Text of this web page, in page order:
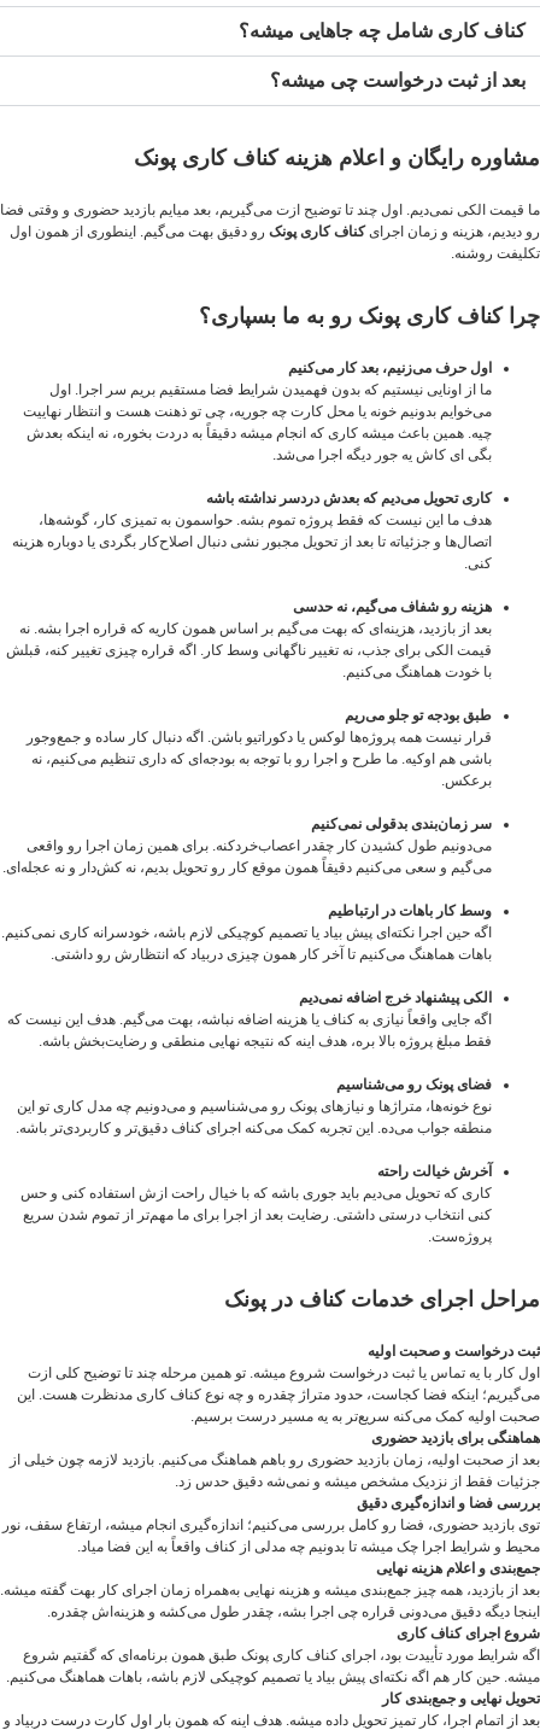
کناف کاری شامل چه جاهایی میشه؟
بعد از ثبت درخواست چی میشه؟
مشاوره رایگان و اعلام هزینه کناف کاری پونک
ما قیمت الکی نمی‌دیم. اول چند تا توضیح ازت می‌گیریم، بعد میایم بازدید حضوری و وقتی فضا
رو دیدیم، هزینه و زمان اجرایکناف کاری پونک رو دقیق بهت می‌گیم. اینطوری از همون اول
تکلیفت روشنه.
چرا کناف کاری پونک رو به ما بسپاری؟
اول حرف می‌زنیم، بعد کار می‌کنیم
ما از اونایی نیستیم که بدون فهمیدن شرایط فضا مستقیم بریم سر اجرا. اول
می‌خوایم بدونیم خونه یا محل کارت چه جوریه، چی تو ذهنت هست و انتظار نهاییت
چیه. همین باعث میشه کاری که انجام میشه دقیقاً به دردت بخوره، نه اینکه بعدش
بگی ای کاش یه جور دیگه اجرا می‌شد.
کاری تحویل می‌دیم که بعدش دردسر نداشته باشه
هدف ما این نیست که فقط پروژه تموم بشه. حواسمون به تمیزی کار، گوشه‌ها،
اتصال‌ها و جزئیاته تا بعد از تحویل مجبور نشی دنبال اصلاح‌کار بگردی یا دوباره هزینه
کنی.
هزینه رو شفاف می‌گیم، نه حدسی
بعد از بازدید، هزینه‌ای که بهت می‌گیم بر اساس همون کاریه که قراره اجرا بشه. نه
قیمت الکی برای جذب، نه تغییر ناگهانی وسط کار. اگه قراره چیزی تغییر کنه، قبلش
با خودت هماهنگ می‌کنیم.
طبق بودجه تو جلو می‌ریم
قرار نیست همه پروژه‌ها لوکس یا دکوراتیو باشن. اگه دنبال کار ساده و جمع‌وجور
باشی هم اوکیه. ما طرح و اجرا رو با توجه به بودجه‌ای که داری تنظیم می‌کنیم، نه
برعکس.
سر زمان‌بندی بدقولی نمی‌کنیم
می‌دونیم طول کشیدن کار چقدر اعصاب‌خردکنه. برای همین زمان اجرا رو واقعی
می‌گیم و سعی می‌کنیم دقیقاً همون موقع کار رو تحویل بدیم، نه کش‌دار و نه عجله‌ای.
وسط کار باهات در ارتباطیم
اگه حین اجرا نکته‌ای پیش بیاد یا تصمیم کوچیکی لازم باشه، خودسرانه کاری نمی‌کنیم.
باهات هماهنگ می‌کنیم تا آخر کار همون چیزی دربیاد که انتظارش رو داشتی.
الکی پیشنهاد خرج اضافه نمی‌دیم
اگه جایی واقعاً نیازی به کناف یا هزینه اضافه نباشه، بهت می‌گیم. هدف این نیست که
فقط مبلغ پروژه بالا بره، هدف اینه که نتیجه نهایی منطقی و رضایت‌بخش باشه.
فضای پونک رو می‌شناسیم
نوع خونه‌ها، متراژها و نیازهای پونک رو می‌شناسیم و می‌دونیم چه مدل کاری تو این
منطقه جواب می‌ده. این تجربه کمک می‌کنه اجرای کناف دقیق‌تر و کاربردی‌تر باشه.
آخرش خیالت راحته
کاری که تحویل می‌دیم باید جوری باشه که با خیال راحت ازش استفاده کنی و حس
کنی انتخاب درستی داشتی. رضایت بعد از اجرا برای ما مهم‌تر از تموم شدن سریع
پروژه‌ست.
مراحل اجرای خدمات کناف در پونک
ثبت درخواست و صحبت اولیه
اول کار با یه تماس یا ثبت درخواست شروع میشه. تو همین مرحله چند تا توضیح کلی ازت
می‌گیریم؛ اینکه فضا کجاست، حدود متراژ چقدره و چه نوع کناف کاری مدنظرت هست. این
صحبت اولیه کمک می‌کنه سریع‌تر به یه مسیر درست برسیم.
هماهنگی برای بازدید حضوری
بعد از صحبت اولیه، زمان بازدید حضوری رو باهم هماهنگ می‌کنیم. بازدید لازمه چون خیلی از
جزئیات فقط از نزدیک مشخص میشه و نمی‌شه دقیق حدس زد.
بررسی فضا و اندازه‌گیری دقیق
توی بازدید حضوری، فضا رو کامل بررسی می‌کنیم؛ اندازه‌گیری انجام میشه، ارتفاع سقف، نور
محیط و شرایط اجرا چک میشه تا بدونیم چه مدلی از کناف واقعاً به این فضا میاد.
جمع‌بندی و اعلام هزینه نهایی
بعد از بازدید، همه چیز جمع‌بندی میشه و هزینه نهایی به‌همراه زمان اجرای کار بهت گفته میشه.
اینجا دیگه دقیق می‌دونی قراره چی اجرا بشه، چقدر طول می‌کشه و هزینه‌اش چقدره.
شروع اجرای کناف کاری
اگه شرایط مورد تأییدت بود، اجرای کناف کاری پونک طبق همون برنامه‌ای که گفتیم شروع
میشه. حین کار هم اگه نکته‌ای پیش بیاد یا تصمیم کوچیکی لازم باشه، باهات هماهنگ می‌کنیم.
تحویل نهایی و جمع‌بندی کار
بعد از اتمام اجرا، کار تمیز تحویل داده میشه. هدف اینه که همون بار اول کارت درست دربیاد و